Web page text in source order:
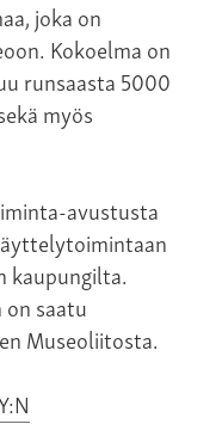
joka on
Kokoelma on
runsaasta 5000
myös
avustusta
kaupungilta.
saatu
Museoliitosta.